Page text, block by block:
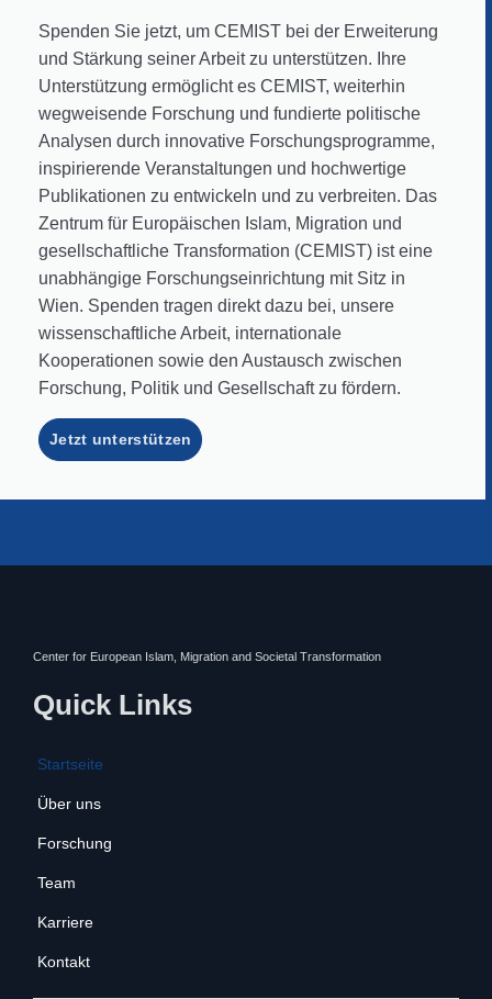
Spenden Sie jetzt, um CEMIST bei der Erweiterung
und Stärkung seiner Arbeit zu unterstützen. Ihre
Unterstützung ermöglicht es CEMIST, weiterhin
wegweisende Forschung und fundierte politische
Analysen durch innovative Forschungsprogramme,
inspirierende Veranstaltungen und hochwertige
Publikationen zu entwickeln und zu verbreiten. Das
Zentrum für Europäischen Islam, Migration und
gesellschaftliche Transformation (CEMIST) ist eine
unabhängige Forschungseinrichtung mit Sitz in
Wien. Spenden tragen direkt dazu bei, unsere
wissenschaftliche Arbeit, internationale
Kooperationen sowie den Austausch zwischen
Forschung, Politik und Gesellschaft zu fördern.
Jetzt unterstützen
Center for European Islam, Migration and Societal Transformation
Quick Links
Startseite
Über uns
Forschung
Team
Karriere
Kontakt